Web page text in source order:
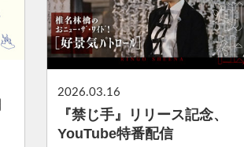
2026.03.16
『禁じ手』リリース記念、
YouTube特番配信